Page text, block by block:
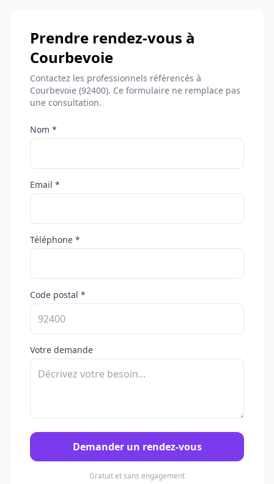
Prendre rendez-vous à
Courbevoie
Contactez les professionnels référencés à
Courbevoie (92400). Ce formulaire ne remplace pas
une consultation.
Nom *
Email *
Téléphone *
Code postal *
Votre demande
Demander un rendez-vous
Gratuit et sans engagement